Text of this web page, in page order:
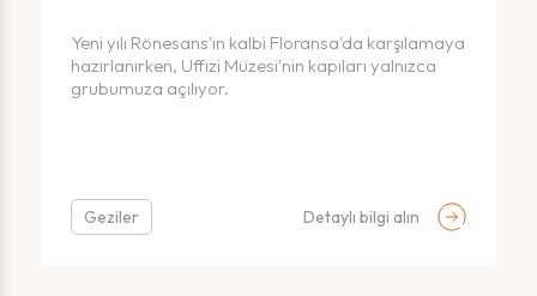
Yeni yılı Rönesans'ın kalbi Floransa'da karşılamaya
hazırlanırken, Uffizi Müzesi'nin kapıları yalnızca
grubumuza açılıyor.
Geziler Detaylı bilgi alın